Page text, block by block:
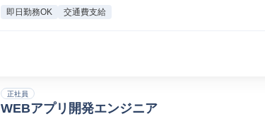
即日勤務OK 交通費支給
正社員
WEBアプリ開発エンジニア